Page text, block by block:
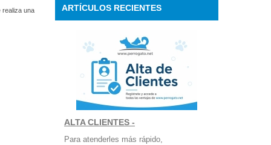
realiza una ARTÍCULOS RECIENTES
ALTA CLIENTES -
Para atenderles más rápido,